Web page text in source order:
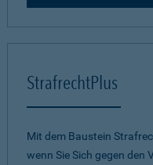
StrafrechtPlus
Mit dem Baustein
wenn Sie Sich gegen